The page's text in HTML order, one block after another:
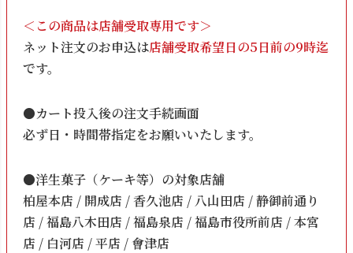
＜この商品は店舗受取専用です＞
ネット注文のお申込は店舗受取希望日の5日前の9時迄
です。
●カート投入後の注文手続画面
必ず日・時間帯指定をお願いいたします。
●洋生菓子（ケーキ等）の対象店舗
柏屋本店 / 開成店 / 香久池店 / 八山田店 / 静御前通り
店 / 福島八木田店 / 福島泉店 / 福島市役所前店 / 本宮
店 / 白河店 / 平店 / 會津店